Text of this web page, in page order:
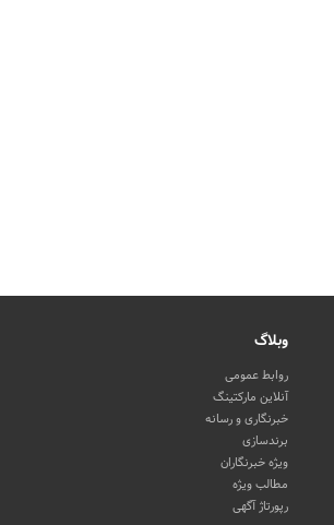
وبلاگ
روابط عمومی
آنلاین مارکتینگ
خبرنگاری و رسانه
برندسازی
ویژه خبرنگاران
مطالب ویژه
رپورتاژ آگهی